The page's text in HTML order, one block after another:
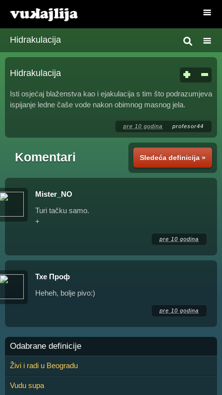
Hidrakulacija
Hidrakulacija
Isti osjećaj blaženstva kao i ejakulacija s tim što podrazumjeva
ispijanje ledne čaše vode nakon obimnog masnog jela.
pre 10 godina profesor44
Sledeća definicija »
Komentari
Mister_NO
Turi tačku samo.
+
pre 10 godina
Тхе Проф
Heheh, bolje pivo:)
pre 10 godina
Odabrane definicije
Živi i radi u Beogradu
Vudu supa